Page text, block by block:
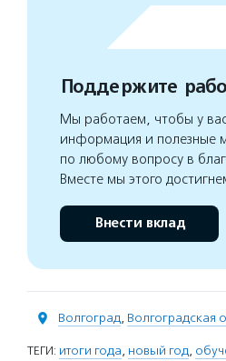
Поддержите
Мы работаем, чтобы у
информация и полезные
по любому вопросу в
Вместе мы этого
Внести вклад
Волгоград, Волгоградская
ТЕГИ: итоги года, новый год,